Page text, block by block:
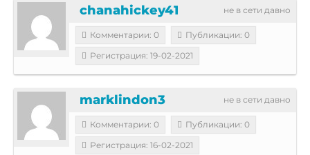
не в сети давно
chanahickey41
Комментарии: 0
Публикации: 0
Регистрация: 19-02-2021
не в сети давно
marklindon3
Комментарии: 0
Публикации: 0
Регистрация: 16-02-2021